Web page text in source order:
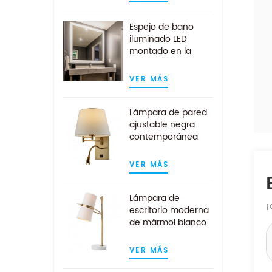
Espejo de baño
iluminado LED
montado en la
cuadrado
contemporáneo
VER MÁS
Lámpara de pared
ajustable negra
contemporánea
LED
VER MÁS
Lámpara de
escritorio moderna
de mármol blanco
pantalla de tela
blanca
VER MÁS